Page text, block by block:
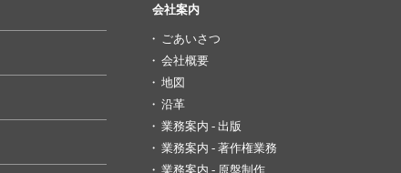
会社案内
ごあいさつ
会社概要
地図
沿革
業務案内 - 出版
業務案内 - 著作権業務
業務案内 - 原盤制作